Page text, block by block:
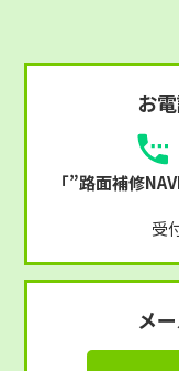
お
「”路面補修
受
メ